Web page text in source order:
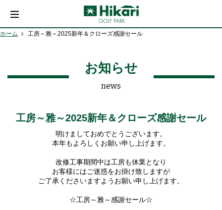
ホーム 工房～雅～2025新年＆クローズ感謝セール
お知らせ
news
工房～雅～2025新年＆クローズ感謝セール
明けましておめでとうございます。
本年もよろしくお願い申し上げます。
改修工事期間中は工房も休業となり
お客様にはご迷惑をお掛け致しますが
ご了承くださいますようお願い申し上げます。
☆工房～雅～感謝セール☆